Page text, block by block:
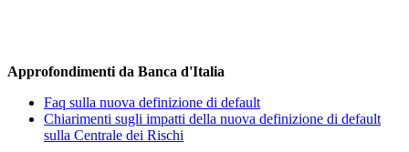
Approfondimenti da Banca d'Italia
Faq sulla nuova definizione di default
Chiarimenti sugli impatti della nuova definizione di default
sulla Centrale dei Rischi